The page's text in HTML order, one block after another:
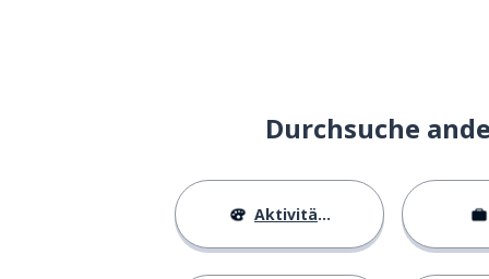
Durchsuche
Aktivitäten